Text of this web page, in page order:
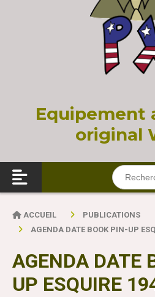
Equipement
original
ACCUEIL
PUBLICATIONS
AGENDA DATE BOOK PIN-UP
AGENDA DATE
UP ESQUIRE